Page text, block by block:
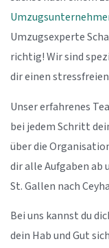
Umzugsexperte
richtig! Wir sind
dir einen
Unser erfahrenes
bei jedem Schritt
über die
dir alle Aufgaben ab
St. Gallen nach
Bei uns kannst du
dein Hab und Gut